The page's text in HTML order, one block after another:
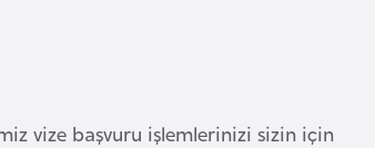
vize başvuru işlemlerinizi sizin için